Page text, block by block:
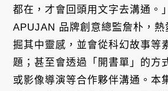
都在，才會回頭用文字去溝通。
APUJAN 品牌創意總監詹朴，
掘其中靈感，並會從科幻故事等
題；甚至會透過「開書單」的方
或影像導演等合作夥伴溝通。本